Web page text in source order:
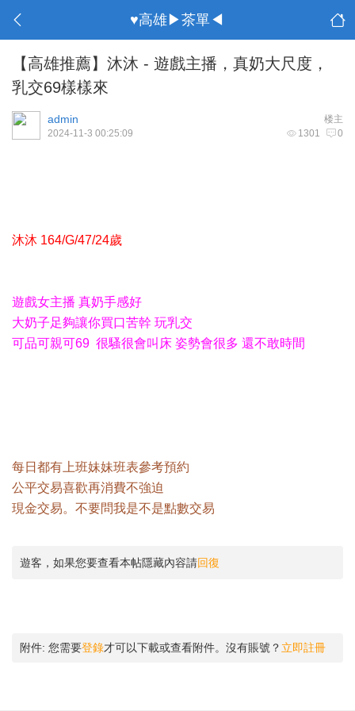
♥高雄▶茶單◀
【高雄推薦】沐沐 - 遊戲主播，真奶大尺度，
乳交69樣樣來
楼主
admin
1301 0
2024-11-3 00:25:09
沐沐 164/G/47/24歲
遊戲女主播 真奶手感好
大奶子足夠讓你買口苦幹 玩乳交
可品可親可69 很騷很會叫床 姿勢會很多 還不敢時間
每日都有上班妹妹班表參考預約
公平交易喜歡再消費不強迫
現金交易。不要問我是不是點數交易
遊客，如果您要查看本帖隱藏內容請回復
附件: 您需要登錄才可以下載或查看附件。沒有賬號？ 立即註冊